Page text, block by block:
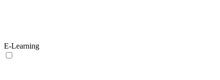
E-Learning